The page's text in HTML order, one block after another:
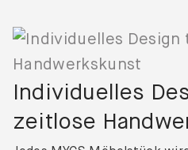
Individuelles
zeitlose